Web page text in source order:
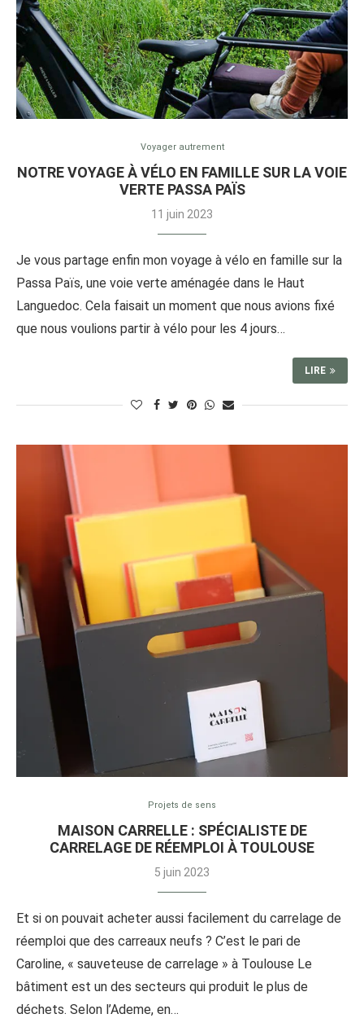
Voyager autrement
NOTRE VOYAGE À VÉLO EN FAMILLE SUR LA VOIE
VERTE PASSA PAÏS
11 juin 2023
Je vous partage enfin mon voyage à vélo en famille sur la
Passa Païs, une voie verte aménagée dans le Haut
Languedoc. Cela faisait un moment que nous avions fixé
que nous voulions partir à vélo pour les 4 jours…
LIRE
Projets de sens
MAISON CARRELLE : SPÉCIALISTE DE
CARRELAGE DE RÉEMPLOI À TOULOUSE
5 juin 2023
Et si on pouvait acheter aussi facilement du carrelage de
réemploi que des carreaux neufs ? C’est le pari de
Caroline, « sauveteuse de carrelage » à Toulouse Le
bâtiment est un des secteurs qui produit le plus de
déchets. Selon l’Ademe, en…